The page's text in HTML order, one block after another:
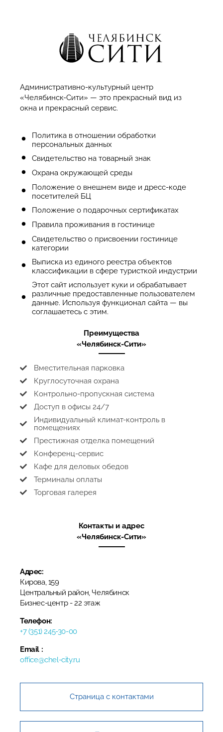
Административно-культурный центр
«Челябинск-Сити» — это прекрасный вид из
окна и прекрасный сервис.
Политика в отношении обработки
персональных данных
Cвидетельство на товарный знак
Охрана окружающей среды
Положение о внешнем виде и дресс-коде
посетителей БЦ
Положение о подарочных сертификатах
Правила проживания в гостинице
Свидетельство о присвоении гостинице
категории
Выписка из единого реестра объектов
классификации в сфере туристкой индустрии
Этот сайт использует куки и обрабатывает
различные предоставленные пользователем
данные. Используя функционал сайта — вы
соглашаетесь с этим.
Преимущества
«Челябинск-Сити»
Вместительная парковка
Круглосуточная охрана
Контрольно-пропускная система
Доступ в офисы 24/7
Индивидуальный климат-контроль в
помещениях
Престижная отделка помещений
Конференц-сервис
Кафе для деловых обедов
Терминалы оплаты
Торговая галерея
Контакты и адрес
«Челябинск-Сити»
Адрес:
Кирова, 159
Центральный район, Челябинск
​Бизнес-центр​ - 22 этаж
Телефон:
+7 (351) 245-30-00
Email :
office@chel-city.ru
Страница с контактами